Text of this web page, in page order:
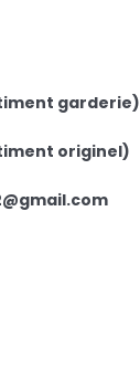
garderie)
originel)